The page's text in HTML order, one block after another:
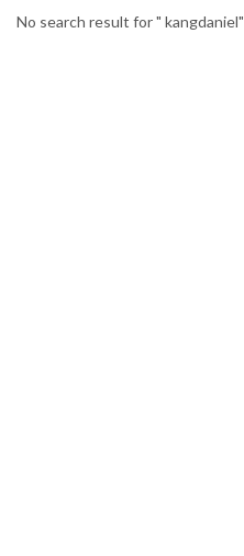
No search result for " kangdaniel"